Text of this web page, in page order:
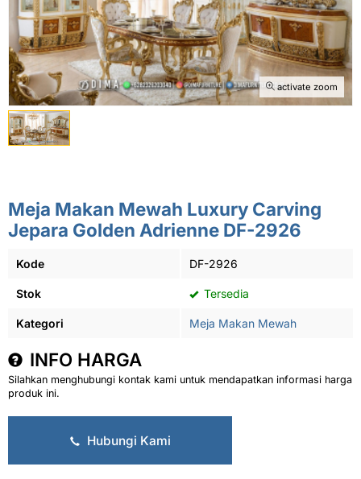
activate zoom
Meja Makan Mewah Luxury Carving
Jepara Golden Adrienne DF-2926
Kode DF-2926
Stok Tersedia
Kategori Meja Makan Mewah
INFO HARGA
Silahkan menghubungi kontak kami untuk mendapatkan informasi harga
produk ini.
Hubungi Kami